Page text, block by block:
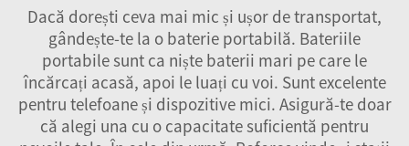
Dacă dorești ceva mai mic și ușor de transportat,
gândește-te la o baterie portabilă. Bateriile
portabile sunt ca niște baterii mari pe care le
încărcați acasă, apoi le luați cu voi. Sunt excelente
pentru telefoane și dispozitive mici. Asigură-te doar
că alegi una cu o capacitate suficientă pentru